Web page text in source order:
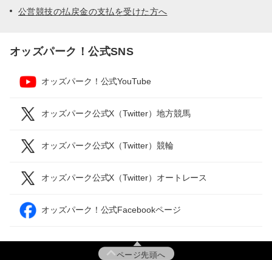
公営競技の払戻金の支払を受けた方へ
オッズパーク！公式SNS
オッズパーク！公式YouTube
オッズパーク公式X（Twitter）地方競馬
オッズパーク公式X（Twitter）競輪
オッズパーク公式X（Twitter）オートレース
オッズパーク！公式Facebookページ
ページ先頭へ